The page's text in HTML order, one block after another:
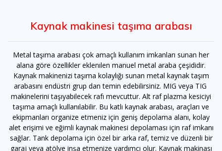
Kaynak makinesi taşıma arabası
Metal taşıma arabası çok amaçlı kullanım imkanları sunan her
alana göre özellikler eklenılen manuel metal araba çeşididir.
Kaynak makinenizi taşıma kolaylığı sunan metal kaynak taşım
arabasını endüstri grup dan temin edebilirsiniz. MIG veya TIG
makinelerini taşıyabilecek rafı mevcuttur. Alt raf plazma kesiciyi
taşıma amaçlı kullanılabilir. Bu katlı kaynak arabası, araçları ve
ekipmanları organize etmeniz için geniş depolama alanı, kolay
alet erişimi ve eğimli kaynak makinesi depolaması için raf imkanı
sağlar. Tank depolama için özel bir arka raf, temiz ve düzenli bir
garaj veya atölye inşa etmenize yardımcı olur. Kaynak makinası